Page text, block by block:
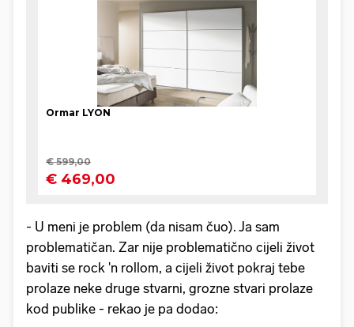
- U meni je problem (da nisam čuo). Ja sam
problematičan. Zar nije problematično cijeli život
baviti se rock 'n rollom, a cijeli život pokraj tebe
prolaze neke druge stvarni, grozne stvari prolaze
kod publike - rekao je pa dodao: